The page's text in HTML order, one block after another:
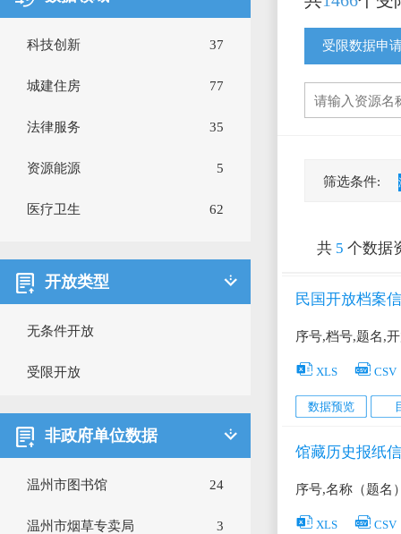
科技创新 37
城建住房 77
法律服务 35
资源能源 5
医疗卫生 62
公共安全
商贸流通
工业农业
机构团体 224
市场监督 179
开放类型
无条件开放
受限开放
非政府单位数据
温州市图书馆 24
温州市烟草专卖局 3
受限数据申
筛选条件:
共 5 个数据
民国开放档案
序号,档号,题名,
 XLS  CSV
数据预览
馆藏历史报纸
序号,名称（题名
 XLS  CSV